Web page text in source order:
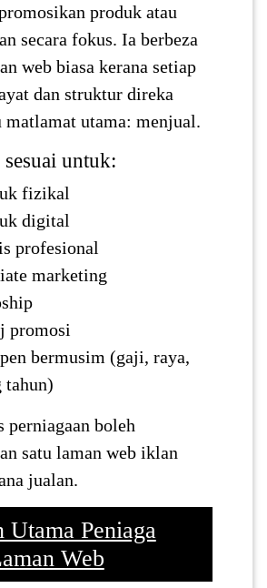
produk atau
secara fokus. Ia berbeza
web biasa kerana setiap
dan struktur direka
matlamat utama: menjual.
untuk:
fizikal
digital
profesional
marketing
promosi
bermusim (gaji, raya,
tahun)
perniagaan boleh
satu laman web iklan
jualan.
Utama Peniaga
Web